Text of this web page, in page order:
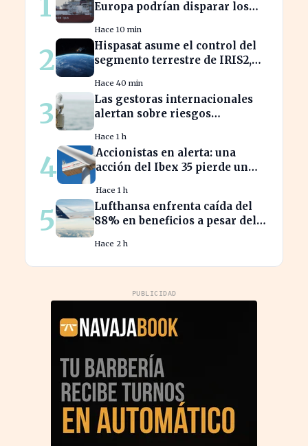
1
Europa podrían disparar los
Hace 10 min
2
Hispasat asume el control del
segmento terrestre de IRIS2,
europea
Hace 40 min
3
Las gestoras internacionales
alertan sobre riesgos
inversores.
Hace 1 h
4
Accionistas en alerta: una
acción del Ibex 35 pierde un
Hace 1 h
5
Lufthansa enfrenta caída del
88% en beneficios a pesar del
Hace 2 h
PUBLICIDAD